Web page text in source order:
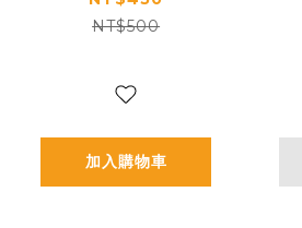
NT$500
加入購物車